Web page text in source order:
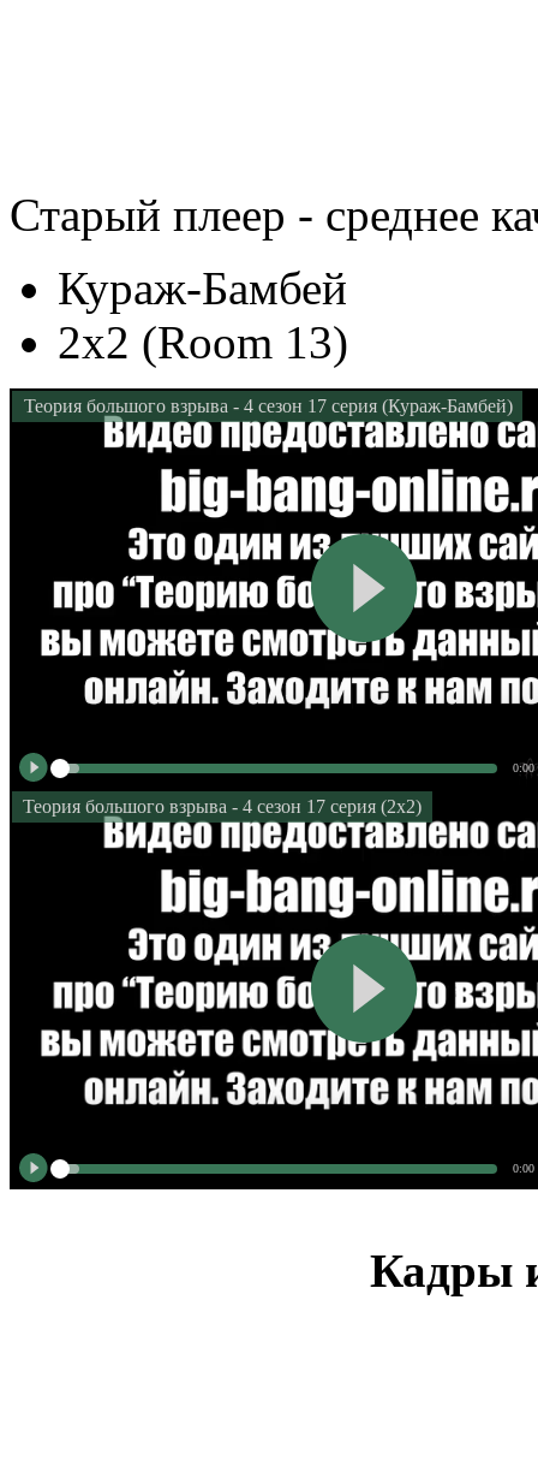
Старый плеер - среднее
Кураж-Бамбей
2x2 (Room 13)
Теория большого взрыва - 4 сезон 17 серия (Кураж-Бамбей)
0:00
Теория большого взрыва - 4 сезон 17 серия (2x2)
0:00
Кадры